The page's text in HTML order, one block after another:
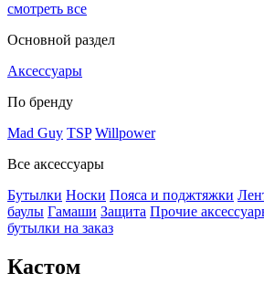
смотреть все
Основной раздел
Аксессуары
По бренду
Mad Guy TSP Willpower
Все аксессуары
Бутылки Носки Пояса и поджтяжки
баулы Гамаши Защита Прочие
бутылки на заказ
Кастом